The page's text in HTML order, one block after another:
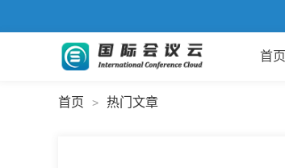
首页
首页 > 热门文章